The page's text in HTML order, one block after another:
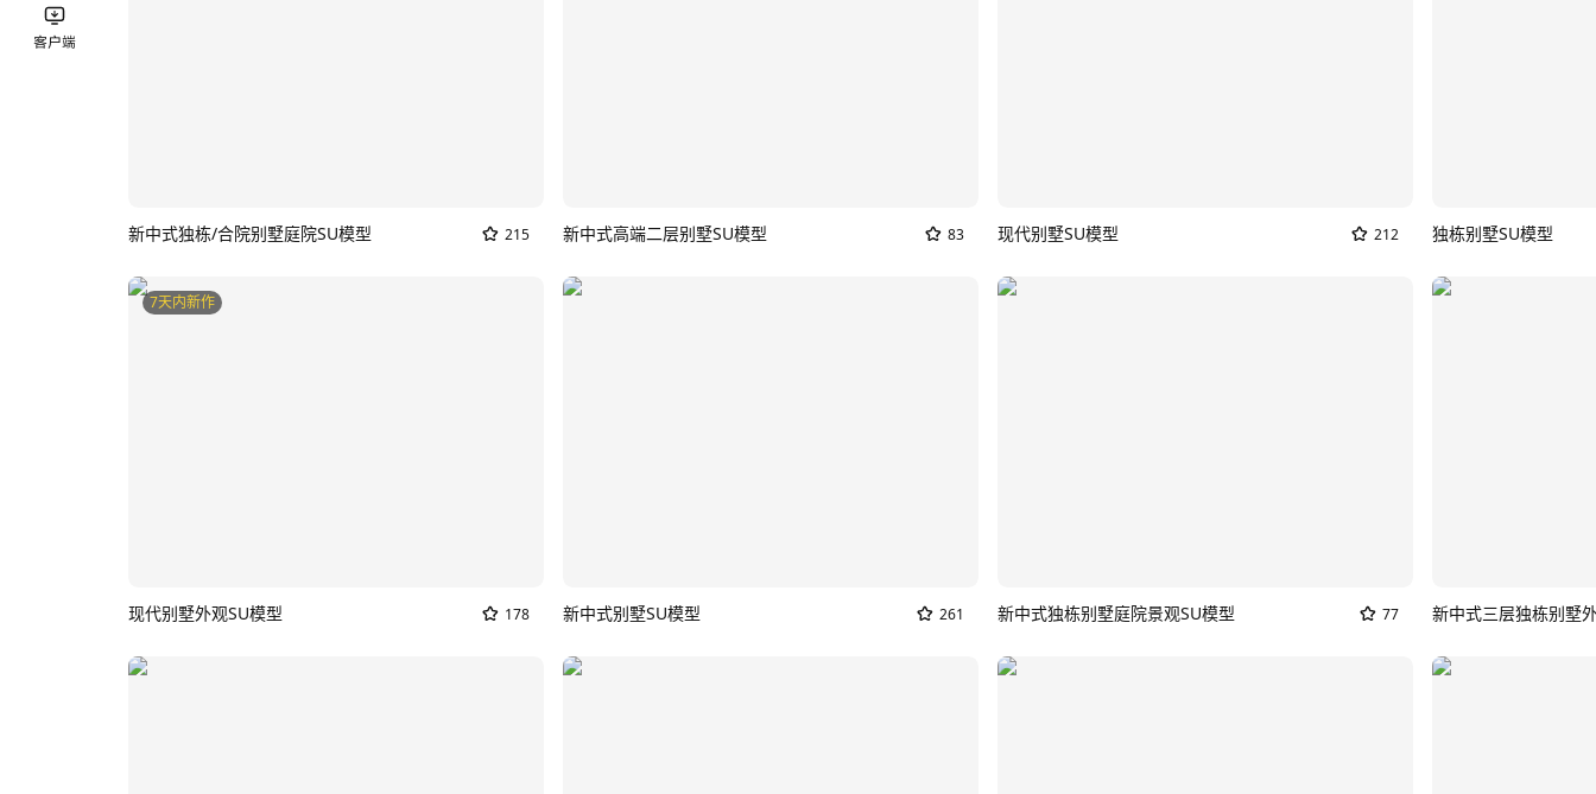
客户端
新中式独栋/合院别墅庭院SU模型 215 新中式高端二层别墅SU模型 83 现代别墅SU模型 212 独栋别墅SU模型
7天内新作
现代别墅外观SU模型 178 新中式别墅SU模型 261 新中式独栋别墅庭院景观SU模型 77 新中式三层独栋别墅